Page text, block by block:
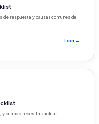
respuesta y causas comunes de
Leer →
y cuándo necesitas actuar